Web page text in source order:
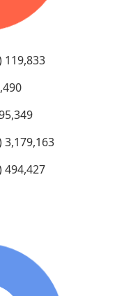
119,833
3,179,163
494,427